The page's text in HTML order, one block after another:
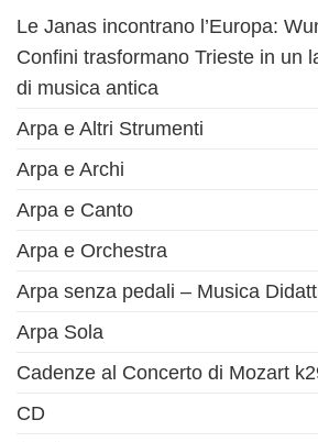
Le Janas incontrano l’Europa:
Confini trasformano Trieste in un
di musica antica
Arpa e Altri Strumenti
Arpa e Archi
Arpa e Canto
Arpa e Orchestra
Arpa senza pedali – Musica
Arpa Sola
Cadenze al Concerto di Mozart
CD